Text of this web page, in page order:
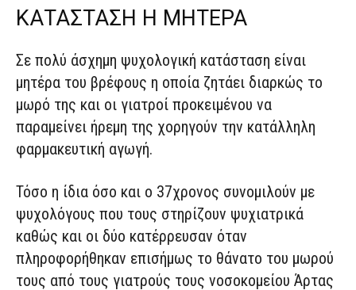
ΚΑΤΑΣΤΑΣΗ Η ΜΗΤΕΡΑ
Σε πολύ άσχημη ψυχολογική κατάσταση είναι
μητέρα του βρέφους η οποία ζητάει διαρκώς το
μωρό της και οι γιατροί προκειμένου να
παραμείνει ήρεμη της χορηγούν την κατάλληλη
φαρμακευτική αγωγή.
Τόσο η ίδια όσο και ο 37χρονος συνομιλούν με
ψυχολόγους που τους στηρίζουν ψυχιατρικά
καθώς και οι δύο κατέρρευσαν όταν
πληροφορήθηκαν επισήμως το θάνατο του μωρού
τους από τους γιατρούς τους νοσοκομείου Άρτας